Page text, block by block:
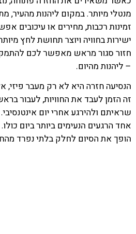
מנטלי מיותר. במקום ליהנות מהעיר,
זמינות רכבות, מחירים או עיכובים
ישירות בחוויה ויוצר תחושת לחץ
חזור סגור מראש מאפשר לכם
– ליהנות מהיום.
הנסיעה חזרה היא לא רק מעבר פיזי,
זה הזמן לעבד את החוויות, לעבור
שראיתם ולהירגע אחרי יום
אחד הרגעים הנעימים ביותר ביום
הופך את הסיום לחלק בלתי נפרד